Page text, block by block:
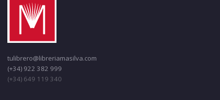
tulibrero@libreriamasilva.com
(+34) 922 382 999
(+34) 649 119 340